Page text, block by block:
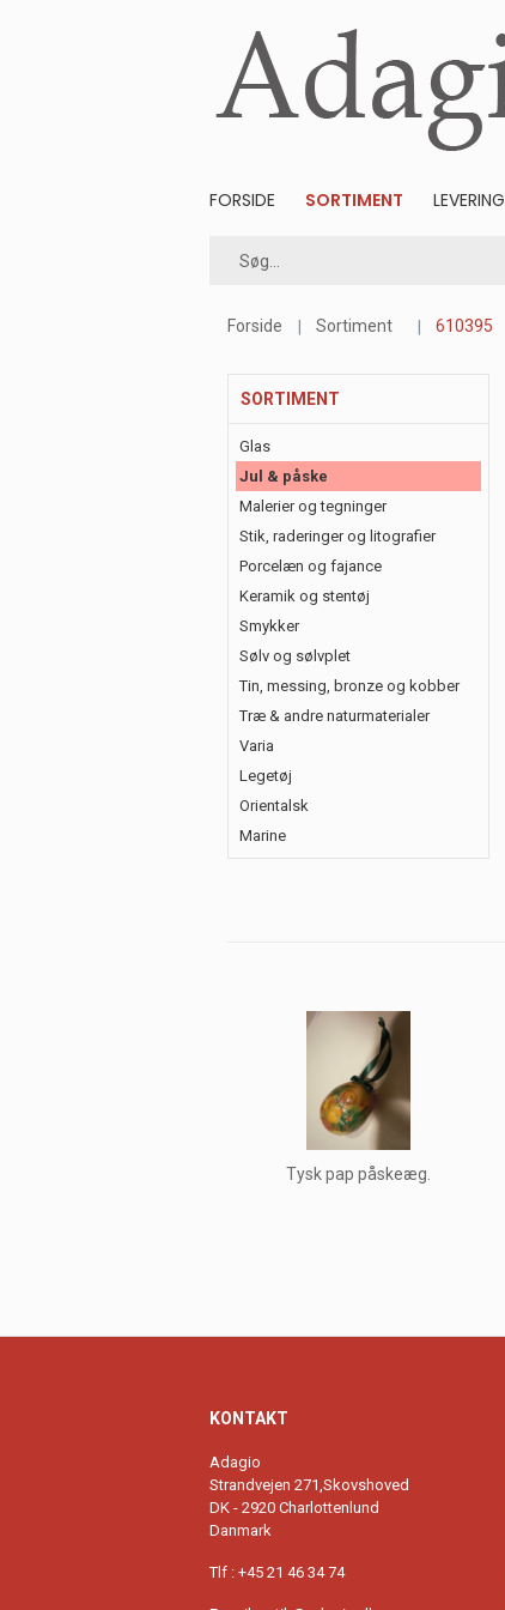
FORSIDE SORTIMENT LEVERING
Forside Sortiment 610395
SORTIMENT
Glas
Jul & påske
Malerier og tegninger
Stik, raderinger og litografier
Porcelæn og fajance
Keramik og stentøj
Smykker
Sølv og sølvplet
Tin, messing, bronze og kobber
Træ & andre naturmaterialer
Varia
Legetøj
Orientalsk
Marine
Tysk pap påskeæg.
KONTAKT
Adagio
Strandvejen 271,Skovshoved
DK - 2920 Charlottenlund
Danmark
Tlf : +45 21 46 34 74